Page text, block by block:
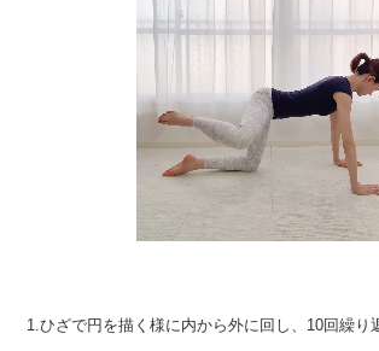
1.ひざで円を描く様に内から外に回し、10回繰り